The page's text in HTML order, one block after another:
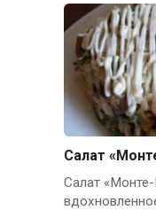
Салат
Салат